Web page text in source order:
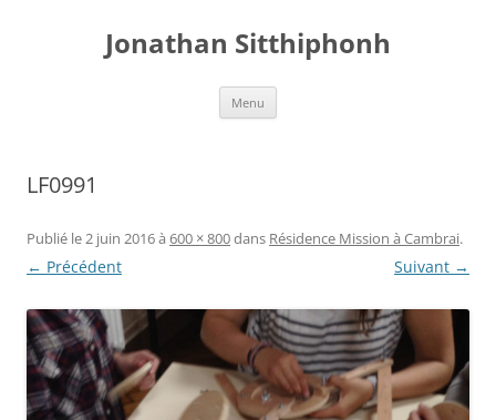
Jonathan Sitthiphonh
Menu
LF0991
Publié le2 juin 2016à 600 × 800dans Résidence Mission à Cambrai.
← Précédent Suivant →